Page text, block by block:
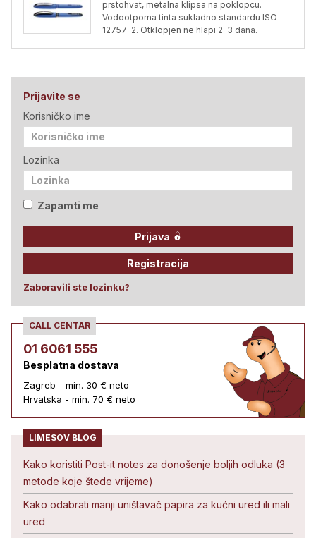
prstohvat, metalna klipsa na poklopcu.
Vodootporna tinta sukladno standardu ISO
12757-2. Otklopjen ne hlapi 2-3 dana.
Prijavite se
Korisničko ime
Lozinka
Zapamti me
Prijava
Registracija
Zaboravili ste lozinku?
CALL CENTAR
01 6061 555
Besplatna dostava
Zagreb - min. 30 € neto
Hrvatska - min. 70 € neto
LIMESOV BLOG
Kako koristiti Post-it notes za donošenje boljih odluka (3
metode koje štede vrijeme)
Kako odabrati manji uništavač papira za kućni ured ili mali
ured